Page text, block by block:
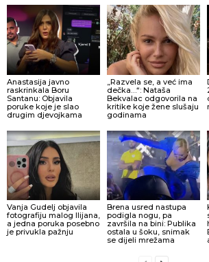
Anastasija javno
raskrinkala Boru
Santanu: Objavila
poruke koje je slao
drugim djevojkama
„Razvela se, a već ima
dečka…“: Nataša
Bekvalac odgovorila na
kritike koje žene slušaju
godinama
Vanja Gudelj objavila
fotografiju malog Ilijana,
a jedna poruka posebno
je privukla pažnju
Brena usred nastupa
podigla nogu, pa
završila na bini: Publika
ostala u šoku, snimak
se dijeli mrežama